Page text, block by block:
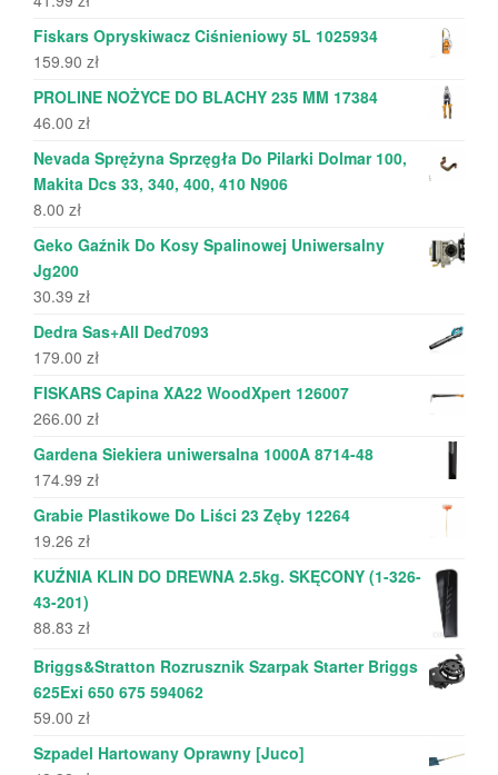
Fiskars Opryskiwacz Ciśnieniowy 5L 1025934
159.90 zł
PROLINE NOŻYCE DO BLACHY 235 MM 17384
46.00 zł
Nevada Sprężyna Sprzęgła Do Pilarki Dolmar 100,
Makita Dcs 33, 340, 400, 410 N906
8.00 zł
Geko Gaźnik Do Kosy Spalinowej Uniwersalny
Jg200
30.39 zł
Dedra Sas+All Ded7093
179.00 zł
FISKARS Capina XA22 WoodXpert 126007
266.00 zł
Gardena Siekiera uniwersalna 1000A 8714-48
174.99 zł
Grabie Plastikowe Do Liści 23 Zęby 12264
19.26 zł
KUŹNIA KLIN DO DREWNA 2.5kg. SKĘCONY (1-326-
43-201)
88.83 zł
Briggs&Stratton Rozrusznik Szarpak Starter Briggs
625Exi 650 675 594062
59.00 zł
Szpadel Hartowany Oprawny [Juco]